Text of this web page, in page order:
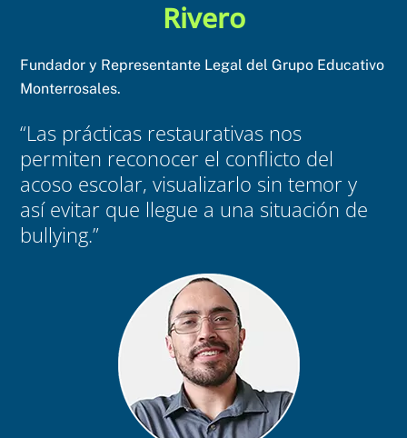
Rivero
Fundador y Representante Legal del Grupo Educativo
Monterrosales.
“Las prácticas restaurativas nos
permiten reconocer el conflicto del
acoso escolar, visualizarlo sin temor y
así evitar que llegue a una situación de
bullying.”